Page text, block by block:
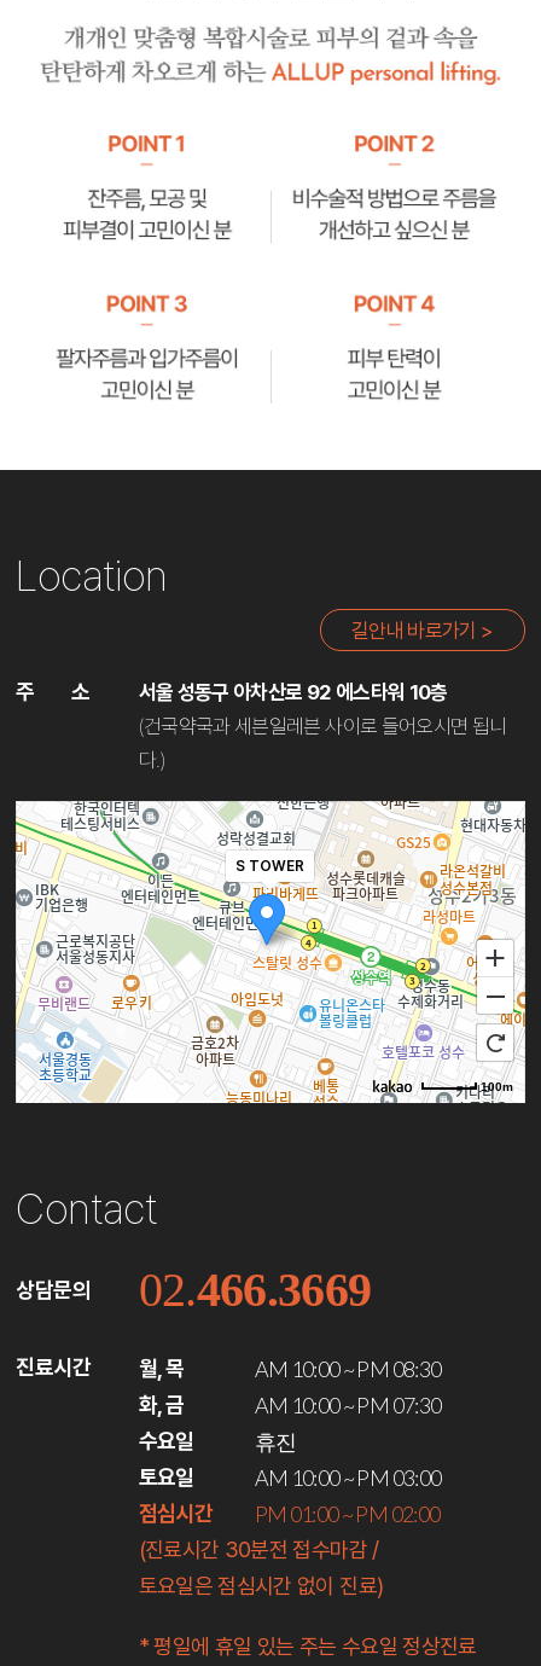
Location
길안내 바로가기 >
주 소
서울 성동구 아차산로 92 에스타워 10층
(건국약국과 세븐일레븐 사이로 들어오시면 됩니
다.)
S TOWER
100m
Contact
상담문의 02.466.3669
진료시간 월, 목 AM 10:00 ~ PM 08:30
화, 금 AM 10:00 ~ PM 07:30
수요일 휴진
토요일 AM 10:00 ~ PM 03:00
점심시간 PM 01:00 ~ PM 02:00
(진료시간 30분전 접수마감 /
토요일은 점심시간 없이 진료)
* 평일에 휴일 있는 주는 수요일 정상진료